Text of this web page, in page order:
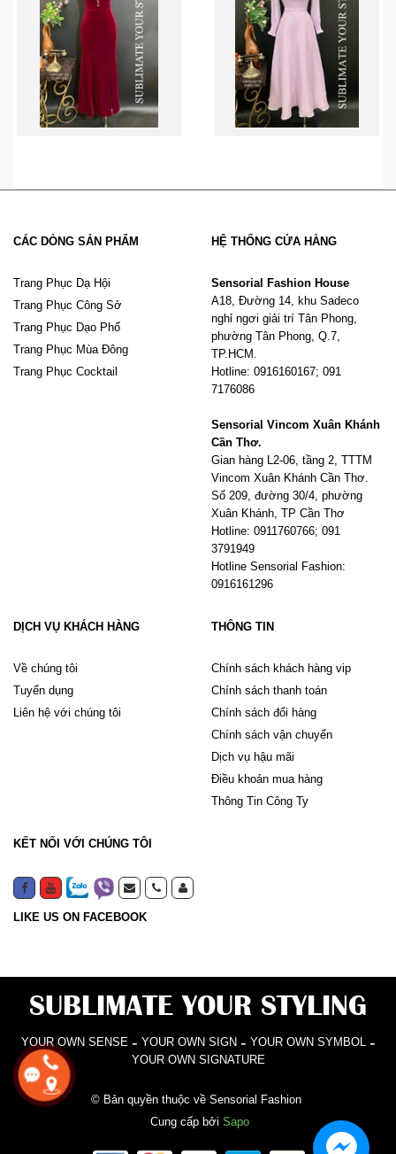
CÁC DÒNG SẢN PHẨM
Trang Phục Dạ Hội
Trang Phục Công Sở
Trang Phục Dạo Phố
Trang Phục Mùa Đông
Trang Phục Cocktail
HỆ THỐNG CỬA HÀNG
Sensorial Fashion House
A18, Đường 14, khu Sadeco
nghỉ ngơi giải trí Tân Phong,
phường Tân Phong, Q.7,
TP.HCM.
Hotline: 0916160167; 091
7176086
Sensorial Vincom Xuân Khánh
Cần Thơ.
Gian hàng L2-06, tầng 2, TTTM
Vincom Xuân Khánh Cần Thơ.
Số 209, đường 30/4, phường
Xuân Khánh, TP Cần Thơ
Hotline: 0911760766; 091
3791949
Hotline Sensorial Fashion:
0916161296
DỊCH VỤ KHÁCH HÀNG
Về chúng tôi
Tuyển dụng
Liên hệ với chúng tôi
THÔNG TIN
Chính sách khách hàng vip
Chính sách thanh toán
Chính sách đổi hàng
Chính sách vận chuyển
Dịch vụ hậu mãi
Điều khoản mua hàng
Thông Tin Công Ty
KẾT NỐI VỚI CHÚNG TÔI
LIKE US ON FACEBOOK
SUBLIMATE YOUR STYLING
YOUR OWN SENSE - YOUR OWN SIGN - YOUR OWN SYMBOL -
YOUR OWN SIGNATURE
© Bản quyền thuộc về Sensorial Fashion
Cung cấp bởi Sapo